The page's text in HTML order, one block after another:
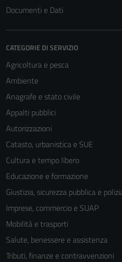
Documenti e Dati
CATEGORIE DI SERVIZIO
Agricoltura e pesca
Ambiente
Anagrafe e stato civile
Appalti pubblici
Autorizzazioni
Catasto, urbanistica e SUE
Cultura e tempo libero
Educazione e formazione
Giustizia, sicurezza pubblica e
Imprese, commercio e SUAP
Mobilità e trasporti
Salute, benessere e assistenza
Tributi, finanze e contravvenzioni